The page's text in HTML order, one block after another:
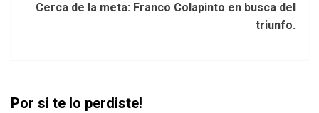
Cerca de la meta: Franco Colapinto en busca del
triunfo.
Por si te lo perdiste!